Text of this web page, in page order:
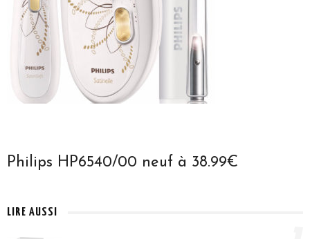
Philips HP6540/00 neuf à 38.99€
LIRE AUSSI